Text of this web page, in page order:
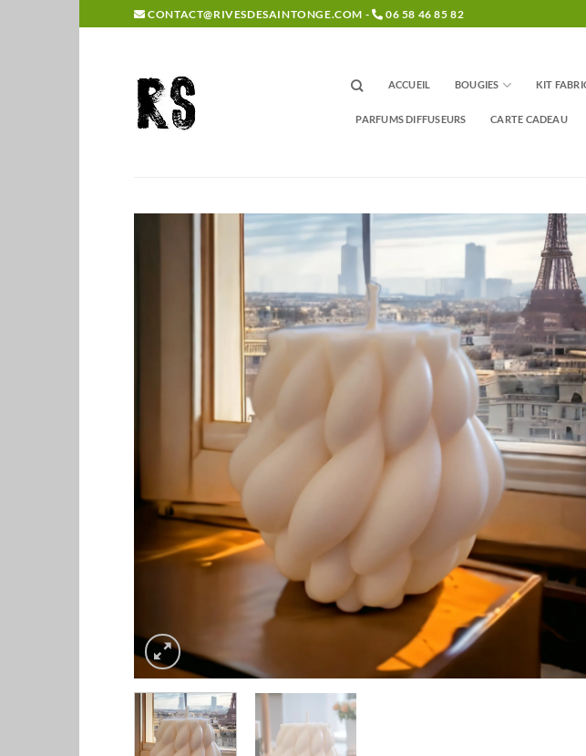
au
CONTACT@RIVESDESAINTONGE.COM - 06 58 46 85 82
ACCUEIL BOUGIES KIT
PARFUMS DIFFUSEURS CARTE CADEAU